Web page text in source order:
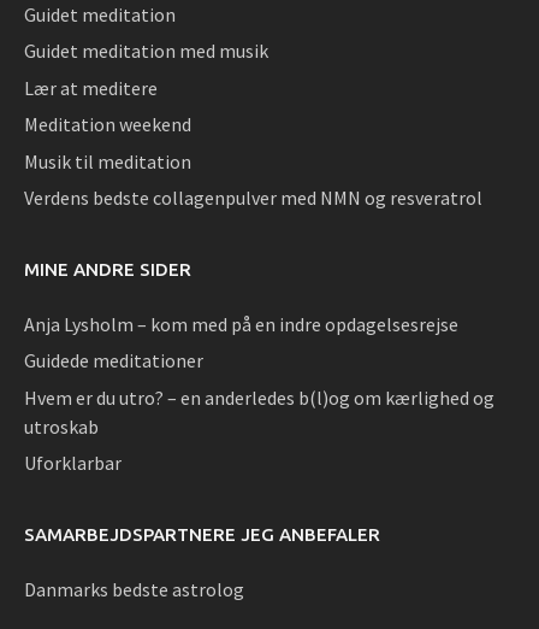
Guidet meditation
Guidet meditation med musik
Lær at meditere
Meditation weekend
Musik til meditation
Verdens bedste collagenpulver med NMN og resveratrol
MINE ANDRE SIDER
Anja Lysholm – kom med på en indre opdagelsesrejse
Guidede meditationer
Hvem er du utro? – en anderledes b(l)og om kærlighed og
utroskab
Uforklarbar
SAMARBEJDSPARTNERE JEG ANBEFALER
Danmarks bedste astrolog